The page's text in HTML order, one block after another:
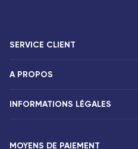
SERVICE CLIENT
F.A.Q et contacts
A PROPOS
Présentation
Communiqués de presse
INFORMATIONS LÉGALES
MOYENS DE PAIEMENT